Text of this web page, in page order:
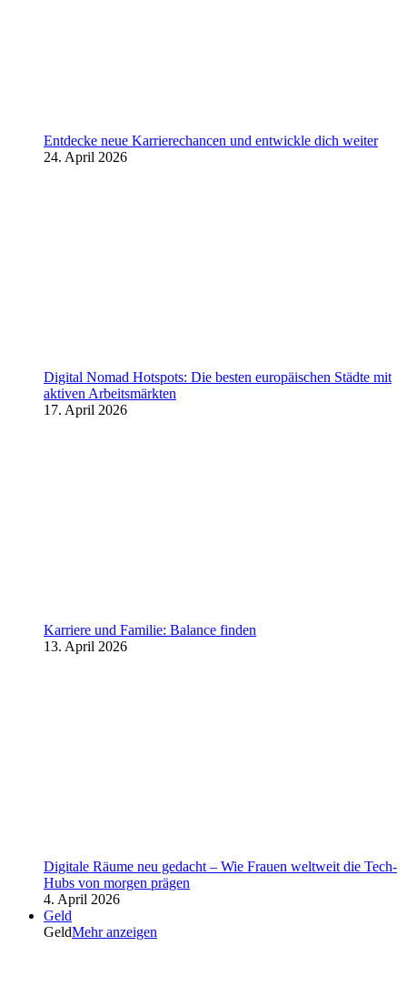
Entdecke neue Karrierechancen und entwickle dich weiter
24. April 2026
Digital Nomad Hotspots: Die besten europäischen Städte mit
aktiven Arbeitsmärkten
17. April 2026
Karriere und Familie: Balance finden
13. April 2026
Digitale Räume neu gedacht – Wie Frauen weltweit die Tech-
Hubs von morgen prägen
4. April 2026
Geld
GeldMehr anzeigen